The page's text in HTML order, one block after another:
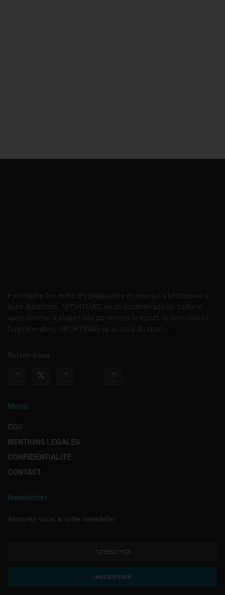
Formidable lien entre les pratiquants et ceux qui s’intéressent à
leurs disciplines, SPORTMAG ne se contente pas de traiter le
sport comme la plupart des personnes le voient, le connaissent,
l’appréhendent. SPORTMAG va au-delà du sport…
Suivez-nous
Menu
CGV
MENTIONS LEGALES
CONFIDENTIALITE
CONTACT
Newsletter
Abonnez-vous à notre newsletter